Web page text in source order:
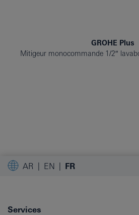
GROHE Plus
Mitigeur monocommande 1/2″
AR EN FR
Services